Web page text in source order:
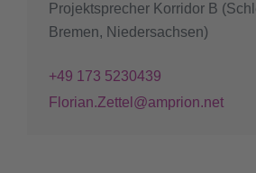
Projektsprecher Korridor B
Bremen, Niedersachsen)
+49 173 5230439
Florian.Zettel@amprion.net